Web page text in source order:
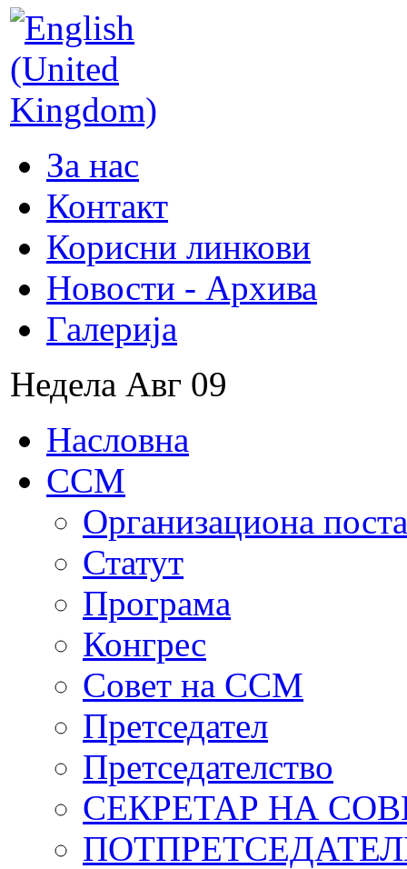
За нас
Контакт
Корисни линкови
Новости - Архива
Галерија
Недела Авг 09
Насловна
ССМ
Организациона
Статут
Програма
Конгрес
Совет на ССМ
Претседател
Претседателство
СЕКРЕТАР НА